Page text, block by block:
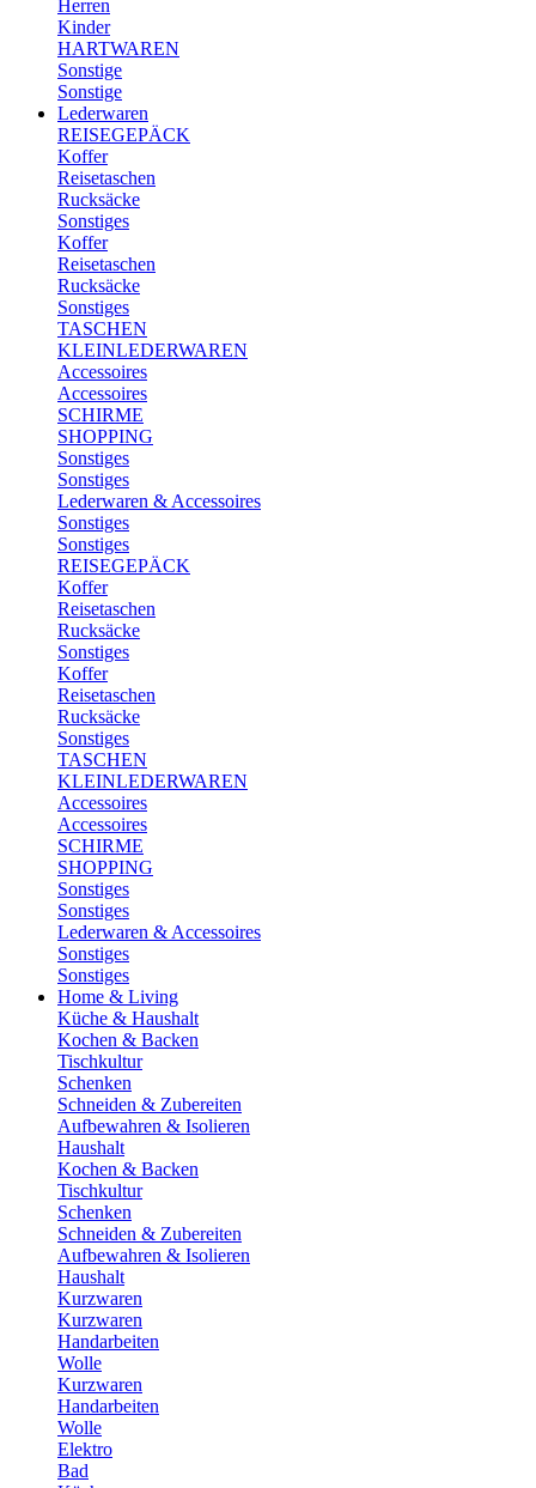
Herren
Kinder
HARTWAREN
Sonstige
Sonstige
Lederwaren
REISEGEPÄCK
Koffer
Reisetaschen
Rucksäcke
Sonstiges
Koffer
Reisetaschen
Rucksäcke
Sonstiges
TASCHEN
KLEINLEDERWAREN
Accessoires
Accessoires
SCHIRME
SHOPPING
Sonstiges
Sonstiges
Lederwaren & Accessoires
Sonstiges
Sonstiges
REISEGEPÄCK
Koffer
Reisetaschen
Rucksäcke
Sonstiges
Koffer
Reisetaschen
Rucksäcke
Sonstiges
TASCHEN
KLEINLEDERWAREN
Accessoires
Accessoires
SCHIRME
SHOPPING
Sonstiges
Sonstiges
Lederwaren & Accessoires
Sonstiges
Sonstiges
Home & Living
Küche & Haushalt
Kochen & Backen
Tischkultur
Schenken
Schneiden & Zubereiten
Aufbewahren & Isolieren
Haushalt
Kochen & Backen
Tischkultur
Schenken
Schneiden & Zubereiten
Aufbewahren & Isolieren
Haushalt
Kurzwaren
Kurzwaren
Handarbeiten
Wolle
Kurzwaren
Handarbeiten
Wolle
Elektro
Bad